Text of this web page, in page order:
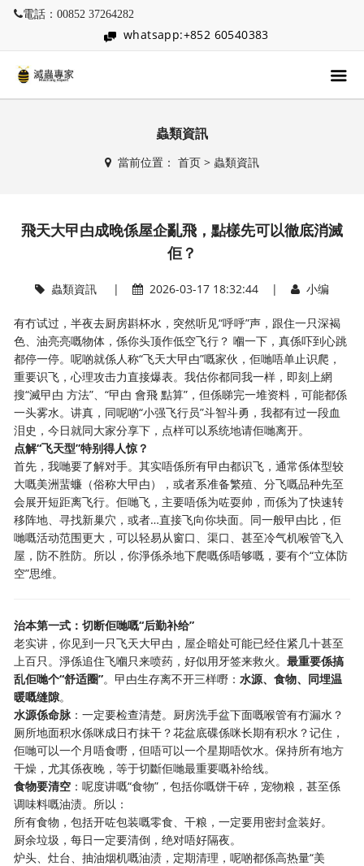
電話：00852 37264282
whatsapp:+852 60540383
蟲類資訊
當前位置： 首页> 蟲類資訊
飛天大曱甴成晚係屋企亂飛，點樣先可以徹底消滅
佢？
蟲類資訊| 2026-03-17 18:32:44 | 小编
有冇试过，半夜去厨房斟杯水，突然听见“呼呼”声，跟住一只深褐
色、油亮亮嘅物体，係你头顶作低空飞行？ 嗰一下，真係吓到心跳
都停一停。呢啲就係人称“飞天大曱甴”嘅家伙，佢哋唔单止识爬，
重要识飞，心理攻击力直接爆表。我估你都同我一样，即刻上網
搜“滅曱甴 方法”、“曱甴 會飛 點算”，但係睇完一堆资料，可能都係
一头雾水。讲真，同呢啲“小强飞行员”斗智斗勇，我都有过一段血
泪史，今日就同大家分享下，点样可以系统地请佢哋离开。
点解“飞天型”特别得人惊？
首先，我哋要了解对手。其实唔係所有曱甴都识飞，通常係体型较
大嘅美洲蜚蠊（俗称大曱甴），或者系准备繁殖、分飞嘅品种先至
会展开短距离飞行。佢哋飞，主要唔係为咗耍帅，而係为了快速转
移阵地、寻找新巢穴，或者…直接飞向你块面。同一般曱甴比，佢
哋嘅活动范围更大，可以轻易从窗口、渠口、甚至冷气机喉管飞入
屋，防不胜防。所以，你淨係杀地下爬嘅係唔够嘅，要有个“立体防
空”思维。
治本第一式：切断佢哋嘅“后勤补给”
老实讲，你见到一只飞天大曱甴，屋企暗处可能已经住紧几十甚至
上百只。淨係追住飞嗰只来喷药，好似用牙签来救火。最重要係搞
乱佢哋个“舒适圈”。曱甴生存离不开三样嘢：水源、食物、同埋温
暖嘅缝隙。
水源係命脉：一定要检查清楚。厨房洗手盆下面嘅喉管有冇漏水？
厕所地面积水係咪成日冇抹干？花盆底碟係咪长期有积水？记住，
佢哋可以一个月唔食嘢，但唔可以一个星期唔饮水。保持所有地方
干燥，尤其係夜晚，等于切斷佢哋最重要嘅补给线。
食物要清空 ：呢度讲嘅“食物”，包括你嘅饼干碎，宠物粮，甚至係
调味料嘅油渍。所以：
所有食物，包括开咗包装嘅零食、干粮，一定要用密封盒装好。
厨余垃圾，每日一定要清倒，绝对唔好隔夜。
炉头、灶台、抽油烟机嘅油渍，定期清理，呢啲都係高热量“美